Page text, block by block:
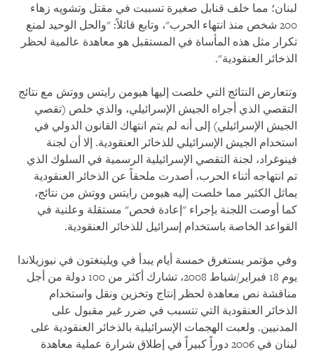
لبنان؛ مما خلف قنابل صغيرة تسببت في مقتل وتشويه زهاء
200 شخص منذ انتهاء الحرب"، وتابع قائلاً: "والحل الوحيد لمنع
تكرار مثل هذه المأساة في المستقبل هو معاهدة عالمية لحظر
الذخائر العنقودية".
وتتعارض النتائج التي خلصت إليها هيومن رايتس ووتش مع نتائج
التقصي الذي أجراه الجيش الإسرائيلي، والذي خلص (تقصي
الجيش الإسرائيلي) إلى أنه لم يتم انتهاك القانون الدولي في
استخدام الجيش الإسرائيلي للذخائر العنقودية. إلا أن لجنة
فينوغراد، لجنة التقصي الإسرائيلية الرسمية في السلوك الذي
تم انتهاجه أثناء الحرب، أصدرت ملحقاً عن الذخائر العنقودية
يماثل الكثير مما خلصت إليه هيومن رايتس ووتش من نتائج،
كما أوصت اللجنة بإجراء "إعادة فحص" مستقلة وعلنية في
القواعد الخاصة باستخدام إسرائيل للذخائر العنقودية.
وفي مؤتمر يستغرق خمسة أيام يبدأ في ويلينغتون في نيوزيلاندا
يوم 18 فبراير/شباط 2008، تشارك أكثر من 100 دولة من أجل
مناقشة نص معاهدة لحظر إنتاج وتخزين ونقل واستخدام
الذخائر العنقودية التي تتسبب في ضرر غير مقبول على
المدنيين. ولعبت الهجمات الإسرائيلية بالذخائر العنقودية على
لبنان في 2006 دوراً كبيراً في إطلاق شرارة عملية معاهدة